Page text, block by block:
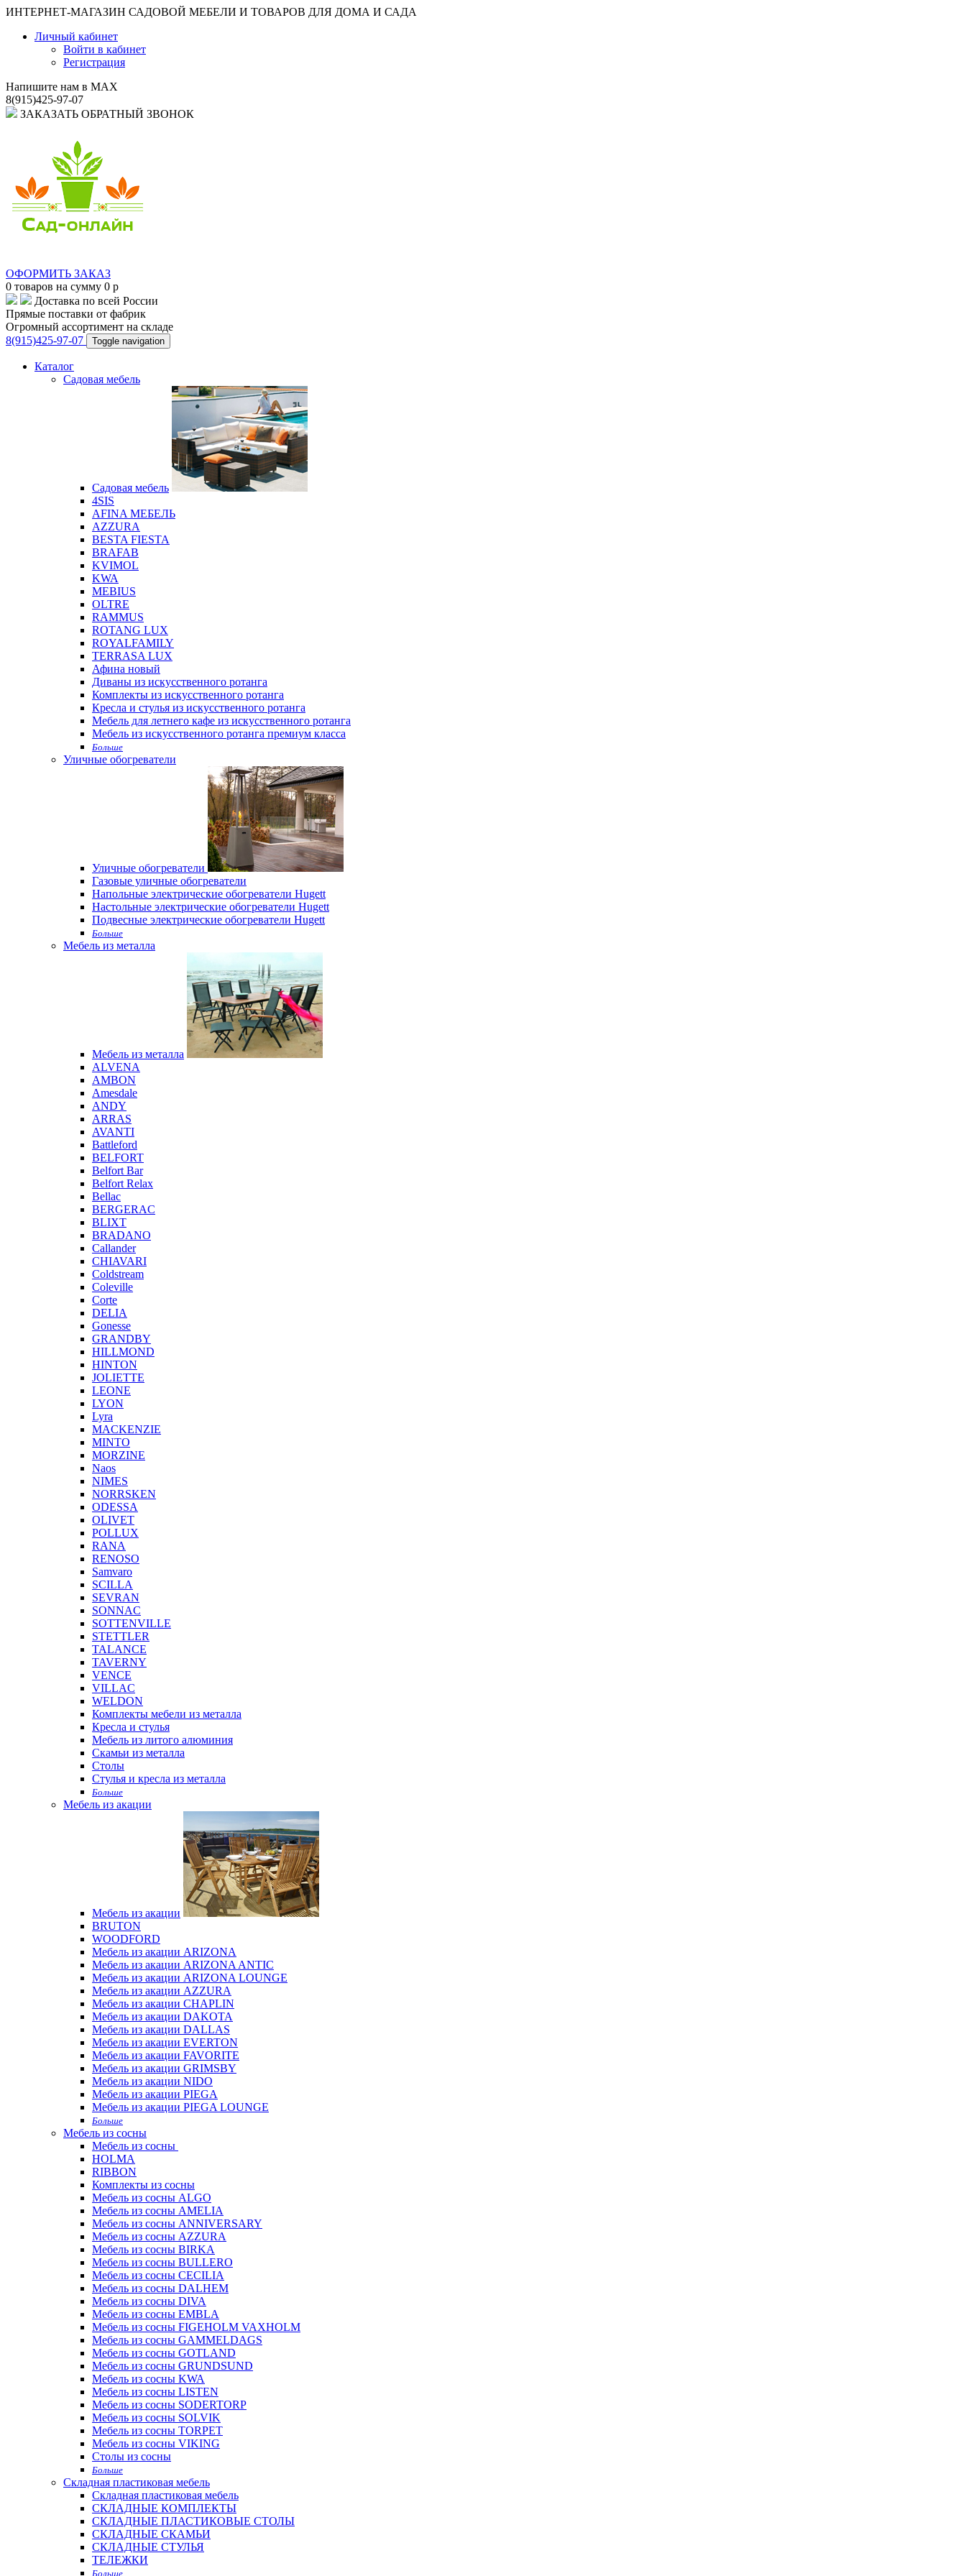
ИНТЕРНЕТ-МАГАЗИН САДОВОЙ МЕБЕЛИ И ТОВАРОВ ДЛЯ ДОМА И САДА
Личный кабинет
Войти в кабинет
Регистрация
Напишите нам в MAX
8(915)425-97-07
ЗАКАЗАТЬ ОБРАТНЫЙ ЗВОНОК
ОФОРМИТЬ ЗАКАЗ
0 товаров на сумму 0 p
Доставка по всей России
Прямые поставки от фабрик
Огромный ассортимент на складе
8(915)425-97-07
Toggle navigation
Каталог
Садовая мебель
Садовая мебель
4SIS
AFINA МЕБЕЛЬ
AZZURA
BESTA FIESTA
BRAFAB
KVIMOL
KWA
MEBIUS
OLTRE
RAMMUS
ROTANG LUX
ROYALFAMILY
TERRASA LUX
Афина новый
Диваны из искусственного ротанга
Комплекты из искусственного ротанга
Кресла и стулья из искусственного ротанга
Мебель для летнего кафе из искусственного ротанга
Мебель из искусственного ротанга премиум класса
Больше
Уличные обогреватели
Уличные обогреватели
Газовые уличные обогреватели
Напольные электрические обогреватели Hugett
Настольные электрические обогреватели Hugett
Подвесные электрические обогреватели Hugett
Больше
Мебель из металла
Мебель из металла
ALVENA
AMBON
Amesdale
ANDY
ARRAS
AVANTI
Battleford
BELFORT
Belfort Bar
Belfort Relax
Bellac
BERGERAC
BLIXT
BRADANO
Callander
CHIAVARI
Coldstream
Coleville
Corte
DELIA
Gonesse
GRANDBY
HILLMOND
HINTON
JOLIETTE
LEONE
LYON
Lyra
MACKENZIE
MINTO
MORZINE
Naos
NIMES
NORRSKEN
ODESSA
OLIVET
POLLUX
RANA
RENOSO
Samvaro
SCILLA
SEVRAN
SONNAC
SOTTENVILLE
STETTLER
TALANCE
TAVERNY
VENCE
VILLAC
WELDON
Комплекты мебели из металла
Кресла и стулья
Мебель из литого алюминия
Скамьи из металла
Столы
Стулья и кресла из металла
Больше
Мебель из акации
Мебель из акации
BRUTON
WOODFORD
Мебель из акации ARIZONA
Мебель из акации ARIZONA ANTIC
Мебель из акации ARIZONA LOUNGE
Мебель из акации AZZURA
Мебель из акации CHAPLIN
Мебель из акации DAKOTA
Мебель из акации DALLAS
Мебель из акации EVERTON
Мебель из акации FAVORITE
Мебель из акации GRIMSBY
Мебель из акации NIDO
Мебель из акации PIEGA
Мебель из акации PIEGA LOUNGE
Больше
Мебель из сосны
Мебель из сосны
HOLMA
RIBBON
Комплекты из сосны
Мебель из сосны ALGO
Мебель из сосны AMELIA
Мебель из сосны ANNIVERSARY
Мебель из сосны AZZURA
Мебель из сосны BIRKA
Мебель из сосны BULLERO
Мебель из сосны CECILIA
Мебель из сосны DALHEM
Мебель из сосны DIVA
Мебель из сосны EMBLA
Мебель из сосны FIGEHOLM VAXHOLM
Мебель из сосны GAMMELDAGS
Мебель из сосны GOTLAND
Мебель из сосны GRUNDSUND
Мебель из сосны KWA
Мебель из сосны LISTEN
Мебель из сосны SODERTORP
Мебель из сосны SOLVIK
Мебель из сосны TORPET
Мебель из сосны VIKING
Столы из сосны
Больше
Складная пластиковая мебель
Складная пластиковая мебель
СКЛАДНЫЕ КОМПЛЕКТЫ
СКЛАДНЫЕ ПЛАСТИКОВЫЕ СТОЛЫ
СКЛАДНЫЕ СКАМЬИ
СКЛАДНЫЕ СТУЛЬЯ
ТЕЛЕЖКИ
Больше